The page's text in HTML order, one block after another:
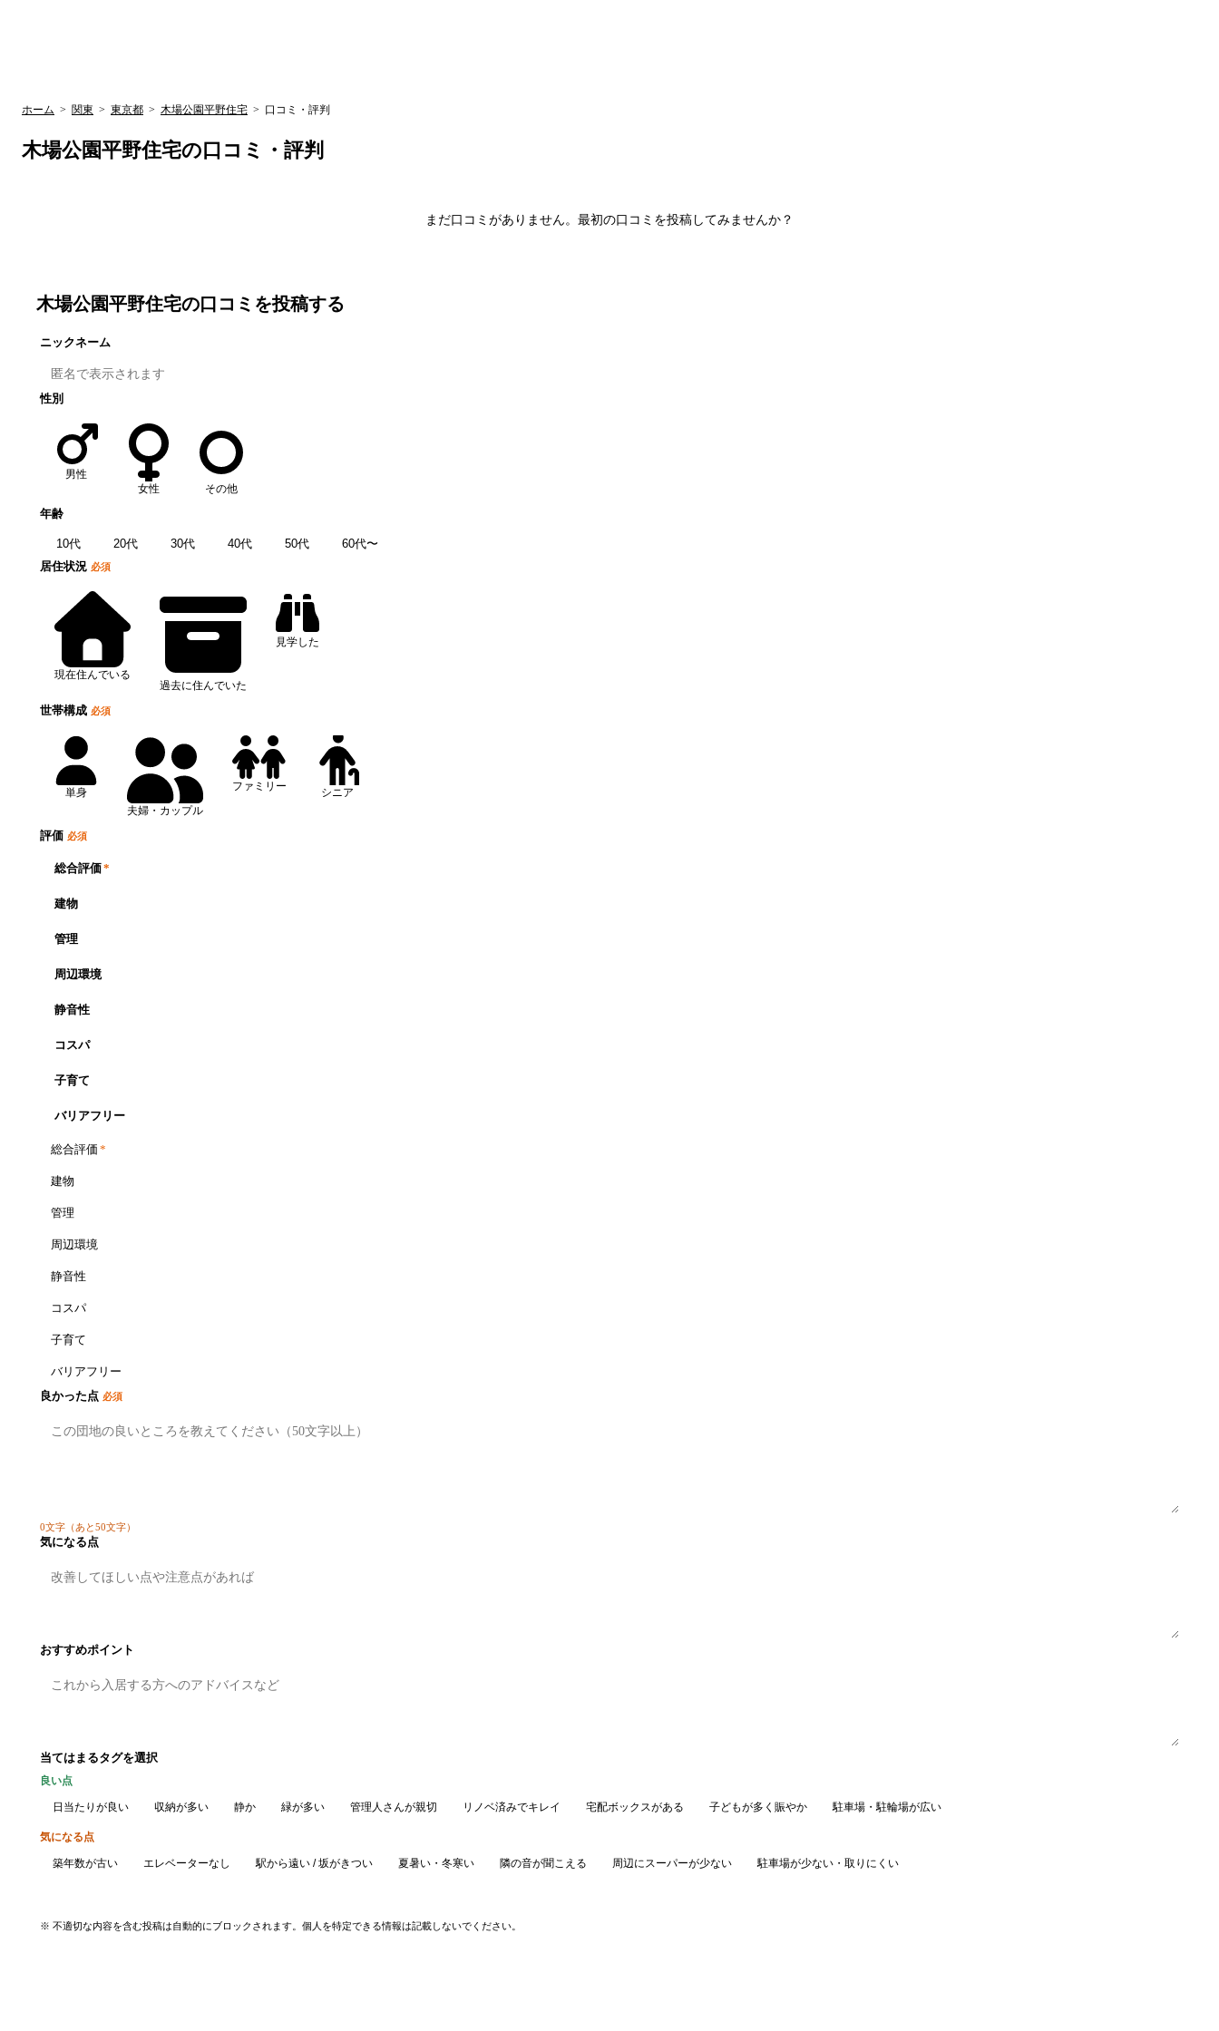
ホーム > 関東 > 東京都 > 木場公園平野住宅 > 口コミ・評判
木場公園平野住宅の口コミ・評判
まだ口コミがありません。最初の口コミを投稿してみませんか？
木場公園平野住宅の口コミを投稿する
ニックネーム
性別
男性
女性
その他
年齢
10代 20代 30代 40代 50代
60代〜
居住状況 必須
現在住んでいる
過去に住んでいた
見学した
世帯構成 必須
単身
夫婦・カップル
ファミリー シニア
評価 必須
総合評価*
建物
管理
周辺環境
静音性
コスパ
子育て
バリアフリー
総合評価 *
建物
管理
周辺環境
静音性
コスパ
子育て
バリアフリー
良かった点 必須
0文字 （あと50文字）
気になる点
おすすめポイント
当てはまるタグを選択
良い点
日当たりが良い 収納が多い 静か 緑が多い 管理人さんが親切 リノベ済みでキレイ 宅配ボックスがある 子どもが多く賑やか 駐車場・駐輪場が広い
気になる点
築年数が古い エレベーターなし 駅から遠い / 坂がきつい 夏暑い・冬寒い 隣の音が聞こえる 周辺にスーパーが少ない 駐車場が少ない・取りにくい
※ 不適切な内容を含む投稿は自動的にブロックされます。個人を特定できる情報は記載しないでください。